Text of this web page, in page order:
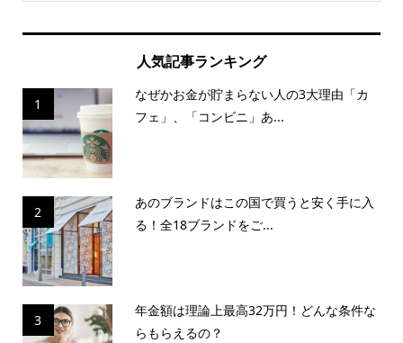
人気記事ランキング
1
なぜかお金が貯まらない人の3大理由「カ
フェ」、「コンビニ」あ...
2
あのブランドはこの国で買うと安く手に入
る！全18ブランドをご...
3
年金額は理論上最高32万円！どんな条件な
らもらえるの？